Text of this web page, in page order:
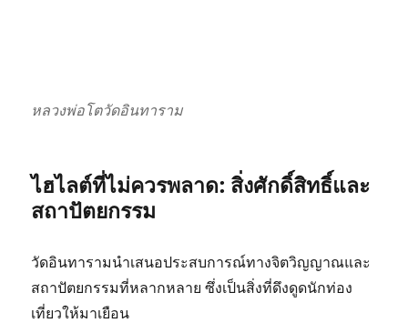
หลวงพ่อโตวัดอินทาราม
ไฮไลต์ที่ไม่ควรพลาด: สิ่งศักดิ์สิทธิ์และ
สถาปัตยกรรม
วัดอินทารามนำเสนอประสบการณ์ทางจิตวิญญาณและ
สถาปัตยกรรมที่หลากหลาย ซึ่งเป็นสิ่งที่ดึงดูดนักท่อง
เที่ยวให้มาเยือน